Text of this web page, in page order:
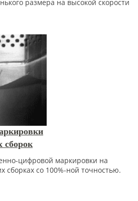
размера на высокой скорости
сборок
цифровой маркировки на
сборках со 100%-ной точностью.